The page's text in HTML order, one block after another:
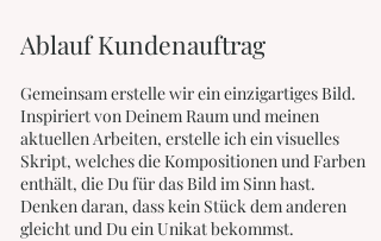
Ablauf Kundenauftrag
Gemeinsam erstelle wir ein einzigartiges Bild.
Inspiriert von Deinem Raum und meinen
aktuellen Arbeiten, erstelle ich ein visuelles
Skript, welchesdie Kompositionen und Farben
enthält, die Du für das Bild im Sinn hast.
Denken daran, dass kein Stück dem anderen
gleicht und Du ein Unikat bekommst.